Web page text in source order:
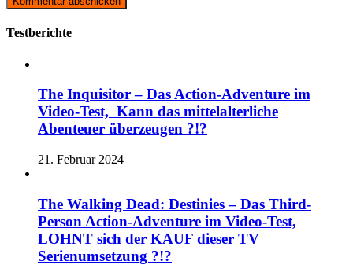
Testberichte
The Inquisitor – Das Action-Adventure im
Video-Test, Kann das mittelalterliche
Abenteuer überzeugen ?!?
21. Februar 2024
The Walking Dead: Destinies – Das Third-
Person Action-Adventure im Video-Test,
LOHNT sich der KAUF dieser TV
Serienumsetzung ?!?